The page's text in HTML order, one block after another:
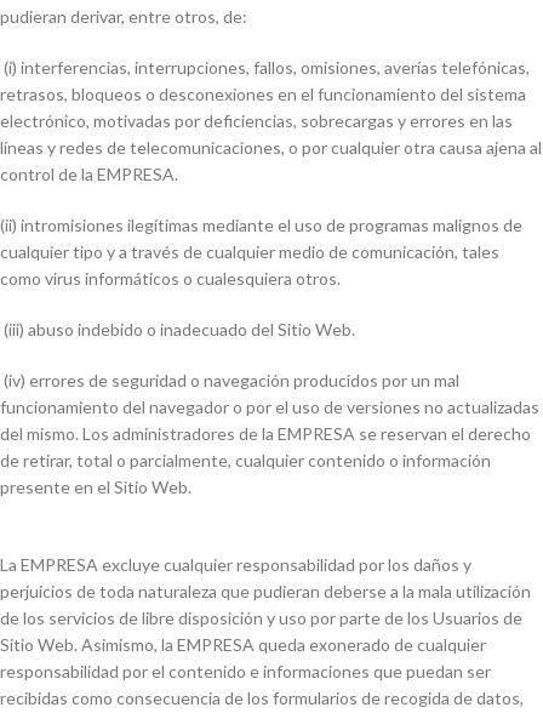
pudieran derivar, entre otros, de:
(i) interferencias, interrupciones, fallos, omisiones, averías telefónicas,
retrasos, bloqueos o desconexiones en el funcionamiento del sistema
electrónico, motivadas por deficiencias, sobrecargas y errores en las
líneas y redes de telecomunicaciones, o por cualquier otra causa ajena al
control de la EMPRESA.
(ii) intromisiones ilegítimas mediante el uso de programas malignos de
cualquier tipo y a través de cualquier medio de comunicación, tales
como virus informáticos o cualesquiera otros.
(iii) abuso indebido o inadecuado del Sitio Web.
(iv) errores de seguridad o navegación producidos por un mal
funcionamiento del navegador o por el uso de versiones no actualizadas
del mismo. Los administradores de la EMPRESA se reservan el derecho
de retirar, total o parcialmente, cualquier contenido o información
presente en el Sitio Web.
La EMPRESA excluye cualquier responsabilidad por los daños y
perjuicios de toda naturaleza que pudieran deberse a la mala utilización
de los servicios de libre disposición y uso por parte de los Usuarios de
Sitio Web. Asimismo, la EMPRESA queda exonerado de cualquier
responsabilidad por el contenido e informaciones que puedan ser
recibidas como consecuencia de los formularios de recogida de datos,